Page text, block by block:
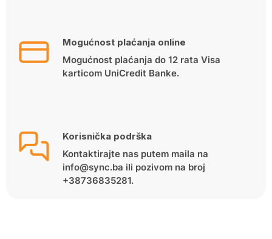
Mogućnost plaćanja online
Mogućnost plaćanja do 12 rata Visa
karticom UniCredit Banke.
Korisnička podrška
Kontaktirajte nas putem maila na
info@sync.ba ili pozivom na broj
+38736835281.